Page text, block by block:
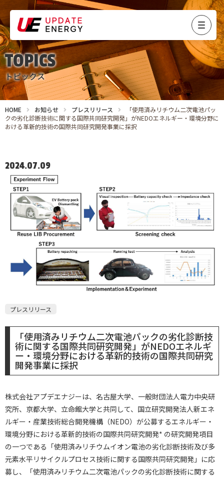
TOPICS
トピックス
HOME お知らせ プレスリリース
「使用済みリチウム二次電池パッ
クの劣化診断技術に関する国際共同研究開発」がNEDOエネルギー・環境分野に
おける革新的技術の国際共同研究開発事業に採択
2024.07.09
プレスリリース
「使用済みリチウム二次電池パックの劣化診断技
術に関する国際共同研究開発」がNEDOエネルギ
ー・環境分野における革新的技術の国際共同研究
開発事業に採択
株式会社アプデエナジーは、名古屋大学、一般財団法人電力中央研
究所、京都大学、立命館大学と共同して、国立研究開発法人新エネ
ルギー・産業技術総合開発機構（NEDO）が公募するエネルギー・
環境分野における革新的技術の国際共同研究開発* の研究開発項目
の一つである「使用済みリチウムイオン電池の劣化診断技術及び多
元素水平リサイクルプロセス技術に関する国際共同研究開発」に応
募し、「使用済みリチウム二次電池パックの劣化診断技術に関する